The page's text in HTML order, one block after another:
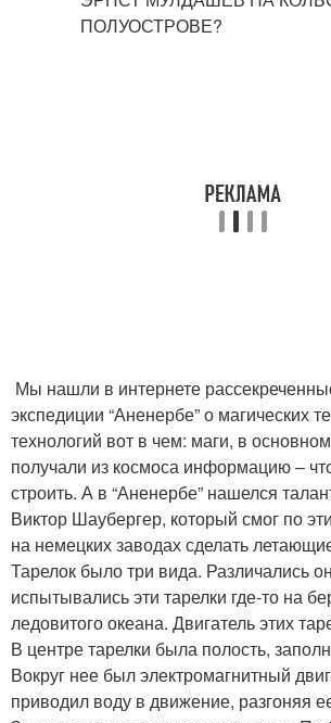
Мы нашли в интернете
экспедиции “Аненербе” о магических
технологий вот в чем: маги, в
получали из космоса информацию –
строить. А в “Аненербе” нашелся
Виктор Шаубергер, который смог по
на немецких заводах сделать
Тарелок было три вида. Различались
испытывались эти тарелки где-то на
ледовитого океана. Двигатель этих
В центре тарелки была полость,
Вокруг нее был электромагнитный
приводил воду в движение, разгоняя